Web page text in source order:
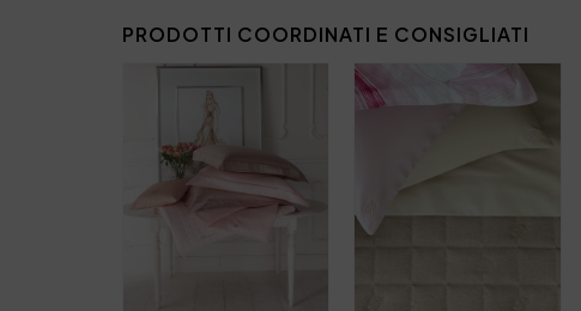
PRODOTTI COORDINATI E CONSIGLIATI